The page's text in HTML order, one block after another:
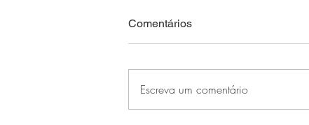
Comentários
Escreva um comentário